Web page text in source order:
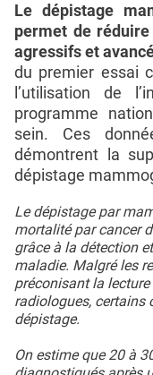
Le dépistage
permet de
agressifs et
du premier essai
l’utilisation de
programme
sein. Ces
démontrent la
dépistage
Le dépistage par
mortalité par cancer
grâce à la détection
maladie. Malgré les
préconisant la
radiologues, certains
dépistage.
On estime que 20 à